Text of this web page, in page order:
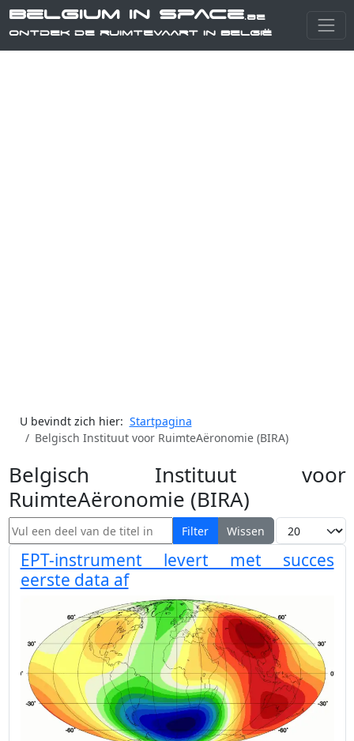
Belgium in Space.be
Ontdek de ruimtevaart in België
U bevindt zich hier: Startpagina
Belgisch Instituut voor RuimteAëronomie (BIRA)
Belgisch Instituut voor
RuimteAëronomie (BIRA)
Vul een deel van de titel in Filter Wissen Toon #
EPT-instrument levert met succes
eerste data af